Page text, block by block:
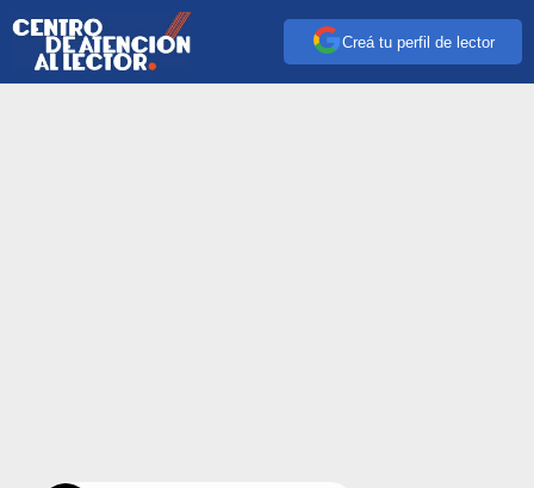
Creá tu perfil de lector